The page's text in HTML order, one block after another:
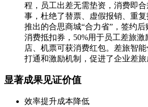
程，员工出差无需垫资，消费即
事，杜绝了替票、虚假报销、重
推出的合思商城“合力省”，签约
消费抵扣券，50%用于员工差旅
店、机票可获消费红包。差旅智
打通和激励机制，促进了企业差旅
显著成果见证价值
效率提升成本降低